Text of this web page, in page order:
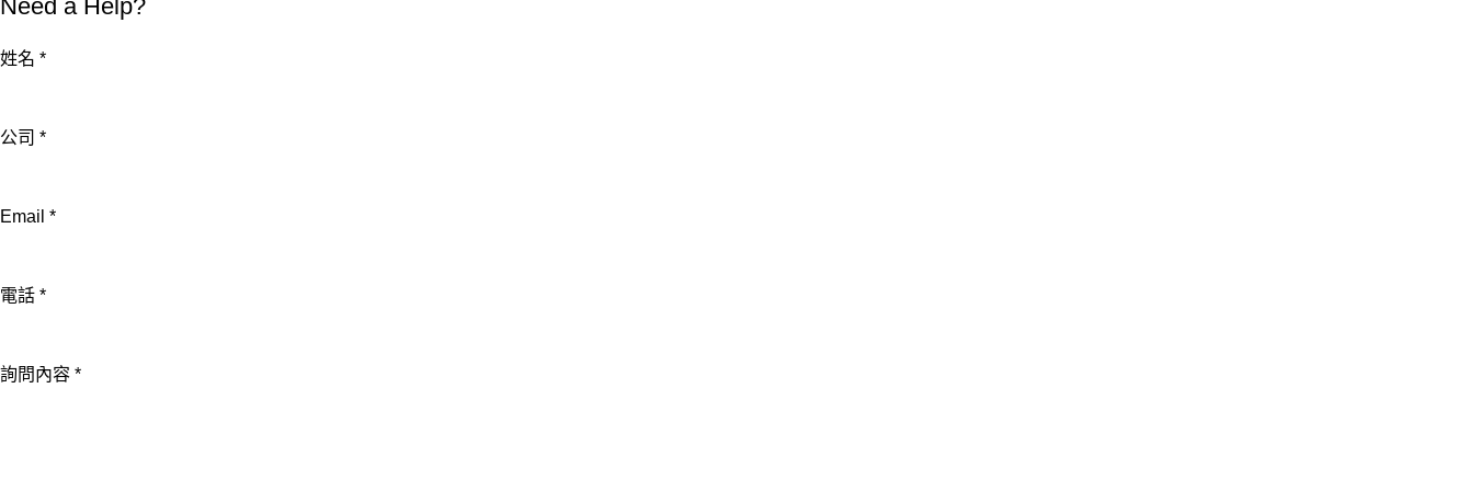
Need a Help?
姓名 *
公司 *
電
司
Email *
電話 *
詢問內容 *